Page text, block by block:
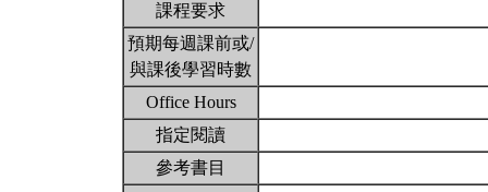
課程要求
預期每週課前或/
與課後學習時數
Office Hours
指定閱讀
參考書目